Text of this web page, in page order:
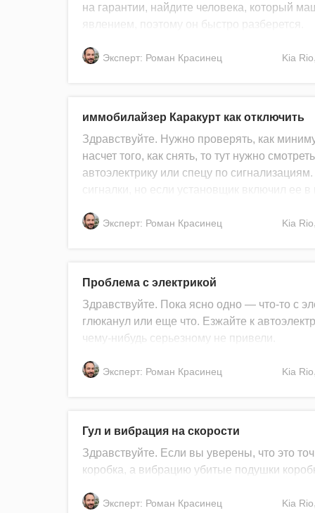
на гарантии, найдите человека, который
явлением, поэтому он быстро разберется.
Эксперт: Роман Красинец Kia Rio
иммобилайзер Каракурт как отключить
Здравствуйте. Нужно проверять, как
насчет того, как снять, то тут нужно
автоэлектрику или спецу по
сигналки, но если установщик включил ее
Эксперт: Роман Красинец Kia Rio
Проблема с электрикой
Здравствуйте. Пока ясно одно — что-то с
глюканул или еще что. Езжайте к
чему-нибудь серьезному не привели.
Эксперт: Роман Красинец Kia Rio
Гул и вибрация на скорости
Здравствуйте. Если вы уверены, что это
коробка, а вибрацию убитые подушки
Эксперт: Роман Красинец Kia Rio